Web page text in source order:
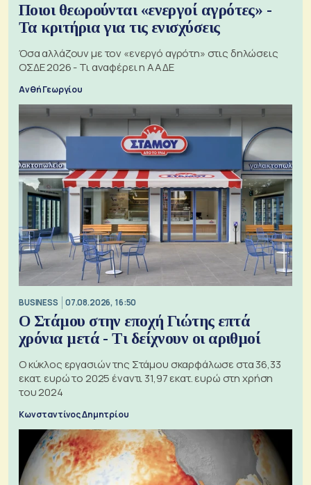
Ποιοι θεωρούνται «ενεργοί αγρότες» -
Τα κριτήρια για τις ενισχύσεις
Όσα αλλάζουν με τον «ενεργό αγρότη» στις δηλώσεις
ΟΣΔΕ 2026 - Τι αναφέρει η ΑΑΔΕ
Ανθή Γεωργίου
BUSINESS 07.08.2026, 16:50
Ο Στάμου στην εποχή Γιώτης επτά
χρόνια μετά - Τι δείχνουν οι αριθμοί
Ο κύκλος εργασιών της Στάμου σκαρφάλωσε στα 36,33
εκατ. ευρώ το 2025 έναντι 31,97 εκατ. ευρώ στη χρήση
του 2024
Κωνσταντίνος Δημητρίου